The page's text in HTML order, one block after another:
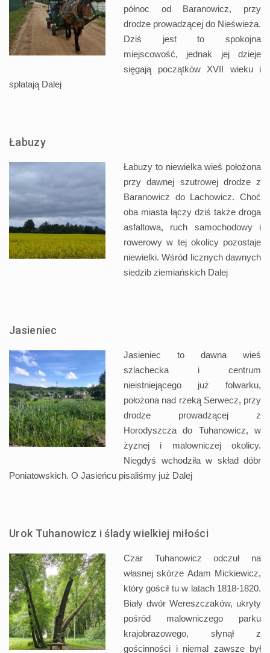
północ od Baranowicz, przy
drodze prowadzącej do Nieświeża.
Dziś jest to spokojna
miejscowość, jednak jej dzieje
sięgają początków XVII wieku i
splatają Dalej
Łabuzy
Łabuzy to niewielka wieś położona
przy dawnej szutrowej drodze z
Baranowicz do Lachowicz. Choć
oba miasta łączy dziś także droga
asfaltowa, ruch samochodowy i
rowerowy w tej okolicy pozostaje
niewielki. Wśród licznych dawnych
siedzib ziemiańskich Dalej
Jasieniec
Jasieniec to dawna wieś
szlachecka i centrum
nieistniejącego już folwarku,
położona nad rzeką Serwecz, przy
drodze prowadzącej z
Horodyszcza do Tuhanowicz, w
żyznej i malowniczej okolicy.
Niegdyś wchodziła w skład dóbr
Poniatowskich. O Jasieńcu pisaliśmy już Dalej
Urok Tuhanowicz i ślady wielkiej miłości
Czar Tuhanowicz odczuł na
własnej skórze Adam Mickiewicz,
który gościł tu w latach 1818-1820.
Biały dwór Wereszczaków, ukryty
pośród malowniczego parku
krajobrazowego, słynął z
gościnności i niemal zawsze był